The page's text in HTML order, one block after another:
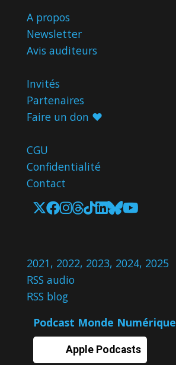
A propos
Newsletter
Avis auditeurs
Invités
Partenaires
Faire un don ♥️
CGU
Confidentialité
Contact
2021, 2022, 2023, 2024, 2025
RSS audio
RSS blog
Podcast Monde Numérique
Apple Podcasts